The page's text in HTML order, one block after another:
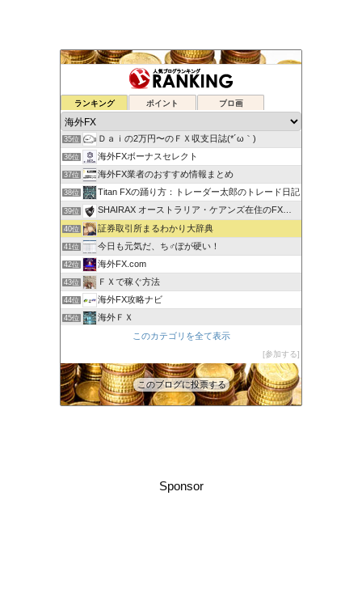
ランキング ポイント ブロ画
33位 ゆるゆる兼業投資家Vtuber編
34位
35位 Ｄａｉの2万円〜のＦＸ収支日誌(*´ω｀)
36位 海外FXボーナスセレクト
37位 海外FX業者のおすすめ情報まとめ
38位 Titan FXの踊り方：トレーダー太郎のトレード日記
39位 SHAIRAX オーストラリア・ケアンズ在住のFXトレーダー
40位 証券取引所まるわかり大辞典
41位 今日も元気だ、ち♂ぽが硬い！
42位 海外FX.com
43位 ＦＸで稼ぐ方法
44位 海外FX攻略ナビ
45位 海外ＦＸ
XM口座開設方法2022
FXの自動売買(EA)は本当に勝てるのか検証してみた
このカテゴリを全て表示
参加する
このブログに投票する
Sponsor